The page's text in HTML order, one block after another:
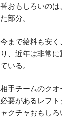
番おもしろいの
た部分。
今まで給料も安
り、近年は非常
ている。
相手チームのク
必要があるレフ
ャクチャおもし